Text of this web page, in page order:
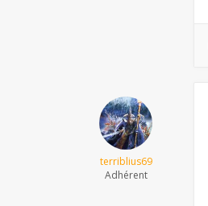
terriblius69
Adhérent